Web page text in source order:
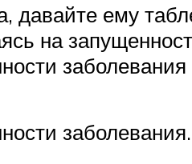
давайте ему
на
заболевания
заболевания.